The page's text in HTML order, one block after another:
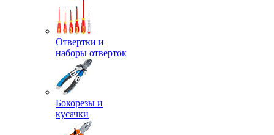
Отвертки и
наборы отверток
Бокорезы и
кусачки